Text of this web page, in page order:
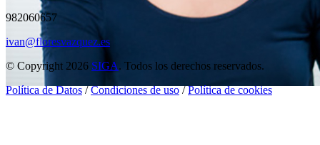
982060657
ivan@floresvazquez.es
© Copyright 2026 SIGA. Todos los derechos reservados.
Política de Datos/Condiciones de uso/Política de cookies